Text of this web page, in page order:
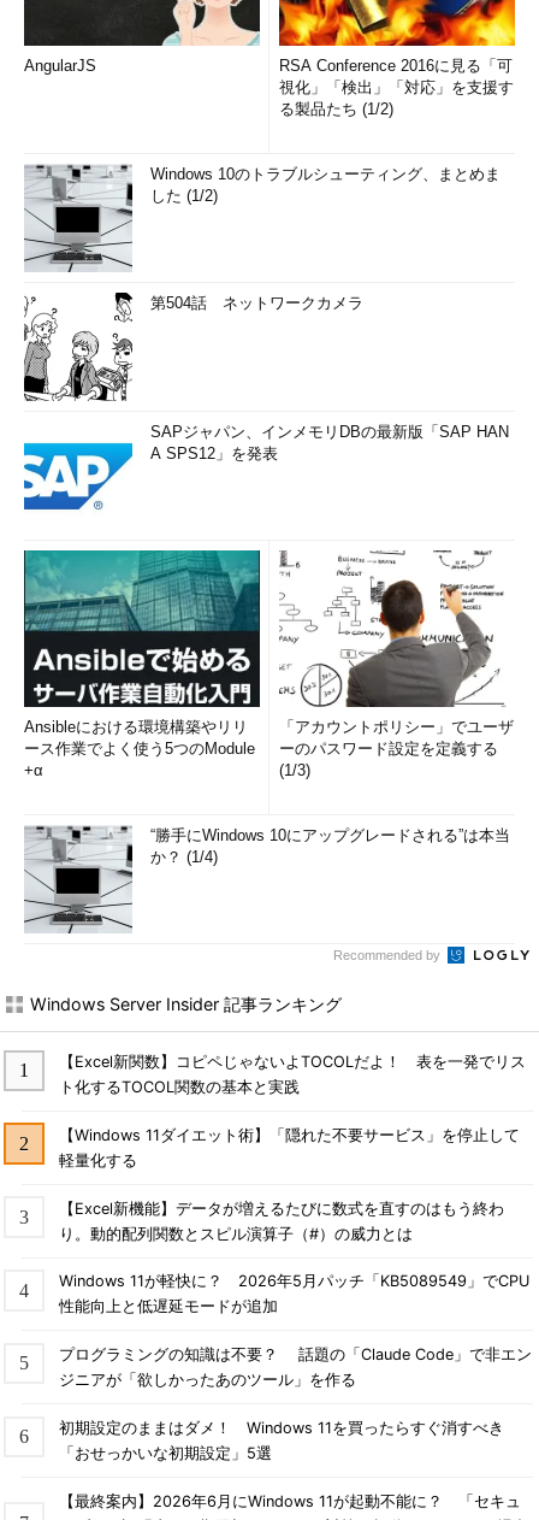
AngularJS
RSA Conference 2016に見る「可
視化」「検出」「対応」を支援す
る製品たち (1/2)
Windows 10のトラブルシューティング、まとめま
した (1/2)
第504話 ネットワークカメラ
SAPジャパン、インメモリDBの最新版「SAP HAN
A SPS12」を発表
Ansibleにおける環境構築やリリ
ース作業でよく使う5つのModule
+α
「アカウントポリシー」でユーザ
ーのパスワード設定を定義する
(1/3)
“勝手にWindows 10にアップグレードされる”は本当
か？ (1/4)
Recommended by
Windows Server Insider 記事ランキング
【Excel新関数】コピペじゃないよTOCOLだよ！ 表を一発でリス
ト化するTOCOL関数の基本と実践
【Windows 11ダイエット術】「隠れた不要サービス」を停止して
軽量化する
【Excel新機能】データが増えるたびに数式を直すのはもう終わ
り。動的配列関数とスピル演算子（#）の威力とは
Windows 11が軽快に？ 2026年5月パッチ「KB5089549」でCPU
性能向上と低遅延モードが追加
プログラミングの知識は不要？ 話題の「Claude Code」で非エン
ジニアが「欲しかったあのツール」を作る
初期設定のままはダメ！ Windows 11を買ったらすぐ消すべき
「おせっかいな初期設定」5選
【最終案内】2026年6月にWindows 11が起動不能に？ 「セキュ